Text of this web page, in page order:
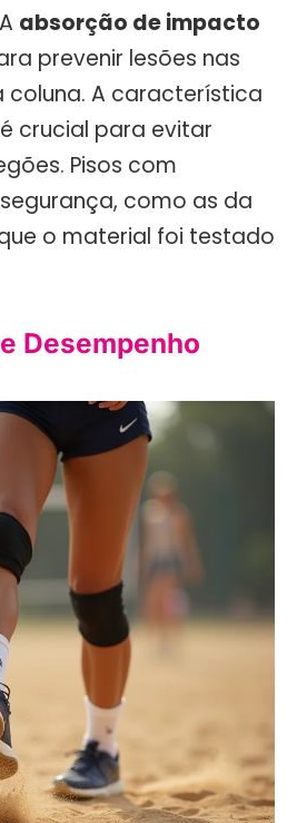
absorção de impacto
prevenir lesões nas
coluna. A característica
é crucial para evitar
Pisos com
como as da
o material foi testado
Desempenho